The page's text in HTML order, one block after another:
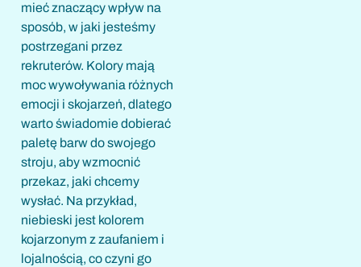
mieć znaczący wpływ na
sposób, w jaki jesteśmy
postrzegani przez
rekruterów. Kolory mają
moc wywoływania różnych
emocji i skojarzeń, dlatego
warto świadomie dobierać
paletę barw do swojego
stroju, aby wzmocnić
przekaz, jaki chcemy
wysłać. Na przykład,
niebieski jest kolorem
kojarzonym z zaufaniem i
lojalnością, co czyni go